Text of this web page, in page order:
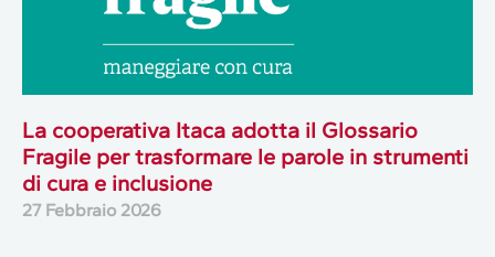
La cooperativa Itaca adotta il Glossario
Fragile per trasformare le parole in strumenti
di cura e inclusione
27 Febbraio 2026